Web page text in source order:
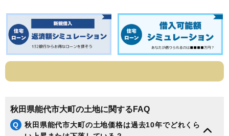
秋田県能代市大町の土地に関するFAQ
Q
秋田県能代市大町の土地価格は過去10年でどれくら